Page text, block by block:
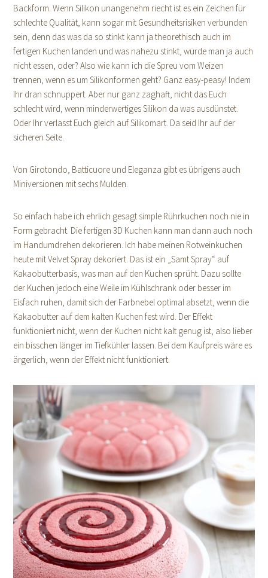
Backform. Wenn Silikon unangenehm riecht ist es ein Zeichen für
schlechte Qualität, kann sogar mit Gesundheitsrisiken verbunden
sein, denn das was da so stinkt kann ja theorethisch auch im
fertigen Kuchen landen und was nahezu stinkt, würde man ja auch
nicht essen, oder? Also wie kann ich die Spreu vom Weizen
trennen, wenn es um Silikonformen geht? Ganz easy-peasy! Indem
Ihr dran schnuppert. Aber nur ganz zaghaft, nicht das Euch
schlecht wird, wenn minderwertiges Silikon da was ausdünstet.
Oder Ihr verlasst Euch gleich auf Silikomart. Da seid Ihr auf der
sicheren Seite.
Von Girotondo, Batticuore und Eleganza gibt es übrigens auch
Miniversionen mit sechs Mulden.
So einfach habe ich ehrlich gesagt simple Rührkuchen noch nie in
Form gebracht. Die fertigen 3D Kuchen kann man dann auch noch
im Handumdrehen dekorieren. Ich habe meinen Rotweinkuchen
heute mit Velvet Spray dekoriert. Das ist ein „Samt Spray“ auf
Kakaobutterbasis, was man auf den Kuchen sprüht. Dazu sollte
der Kuchen jedoch eine Weile im Kühlschrank oder besser im
Eisfach ruhen, damit sich der Farbnebel optimal absetzt, wenn die
Kakaobutter auf dem kalten Kuchen fest wird. Der Effekt
funktioniert nicht, wenn der Kuchen nicht kalt genug ist, also lieber
ein bisschen länger im Tiefkühler lassen. Bei dem Kaufpreis wäre es
ärgerlich, wenn der Effekt nicht funktioniert.